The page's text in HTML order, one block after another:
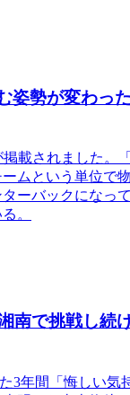
姿勢が変わっ
載されました
ムという単位で
ーバックになっ
。
南で挑戦し続
3年間「悔しい気